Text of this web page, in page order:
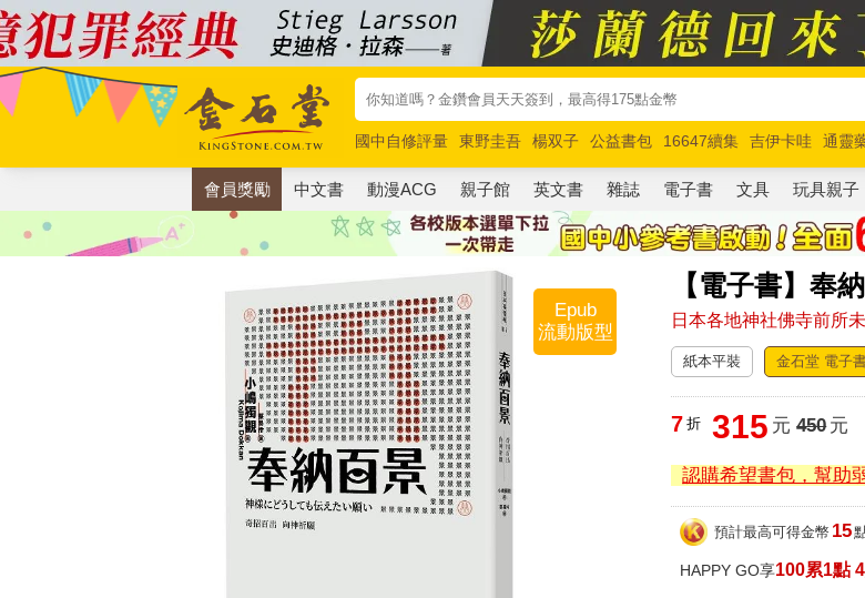
國中自修評量 東野圭吾 楊双子 公益書包 16647續集 吉伊卡哇
通靈
唯紅花綻放
奧德賽 路邊攤新作 馬斯克 玩具總動員5 超慢跑
會員獎勵 中文書 動漫ACG 親子館 英文書 雜誌 電子書 文具 玩具親子
【電子書】奉
日本各地神社佛寺前所
Epub
流動版型
紙本平裝 金石堂 電子
7 折 315 元 450元
認購希望書包，幫助
預計最高可得金幣 15
HAPPY GO享100累1點